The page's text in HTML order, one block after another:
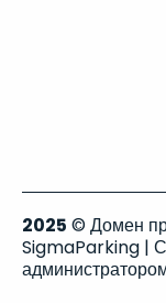
2025 © Домен
SigmaParking |